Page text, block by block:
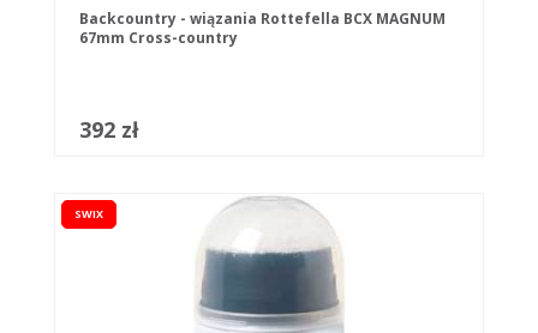
Backcountry - wiązania Rottefella BCX MAGNUM
67mm Cross-country
392 zł
SWIX